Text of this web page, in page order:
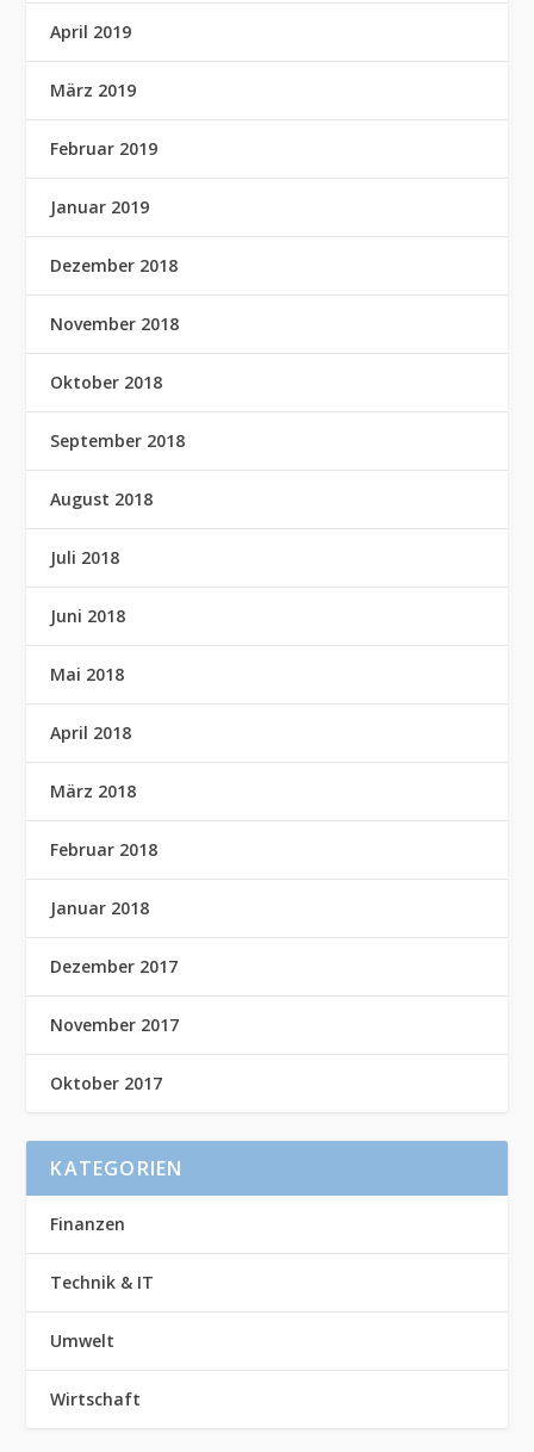
April 2019
März 2019
Februar 2019
Januar 2019
Dezember 2018
November 2018
Oktober 2018
September 2018
August 2018
Juli 2018
Juni 2018
Mai 2018
April 2018
März 2018
Februar 2018
Januar 2018
Dezember 2017
November 2017
Oktober 2017
KATEGORIEN
Finanzen
Technik & IT
Umwelt
Wirtschaft